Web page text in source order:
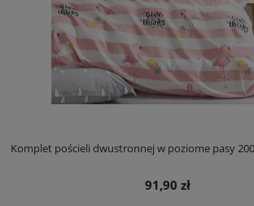
Komplet pościeli dwustronnej w poziome pasy
91,90 zł